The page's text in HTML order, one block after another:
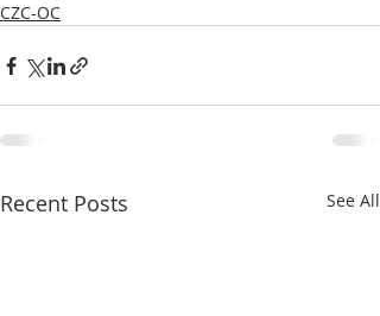
CZC-OC
Recent Posts See All